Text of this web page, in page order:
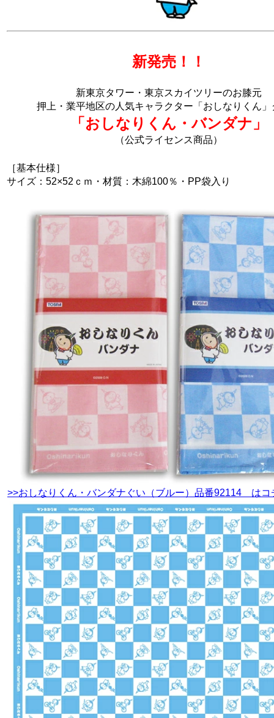
新発売！！
新東京タワー・東京スカイツリーのお膝元
押上・業平地区の人気キャラクター「おしなりくん」
「おしなりくん・バンダナ」
（公式ライセンス商品）
［基本仕様］
サイズ：52×52ｃｍ・材質：木綿100％・PP袋入り
>>おしなりくん・バンダナぐい（ブルー）品番92114 はコ